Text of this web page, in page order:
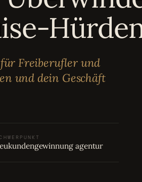
Freiberufler und
und dein Geschäft
agentur